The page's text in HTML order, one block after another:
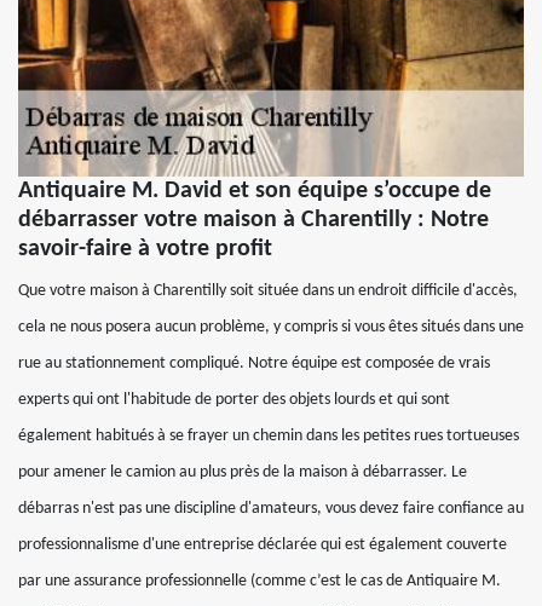
Antiquaire M. David et son équipe s’occupe de
débarrasser votre maison à Charentilly : Notre
savoir-faire à votre profit
Que votre maison à Charentilly soit située dans un endroit difficile d'accès,
cela ne nous posera aucun problème, y compris si vous êtes situés dans une
rue au stationnement compliqué. Notre équipe est composée de vrais
experts qui ont l'habitude de porter des objets lourds et qui sont
également habitués à se frayer un chemin dans les petites rues tortueuses
pour amener le camion au plus près de la maison à débarrasser. Le
débarras n'est pas une discipline d'amateurs, vous devez faire confiance au
professionnalisme d'une entreprise déclarée qui est également couverte
par une assurance professionnelle (comme c’est le cas de Antiquaire M.